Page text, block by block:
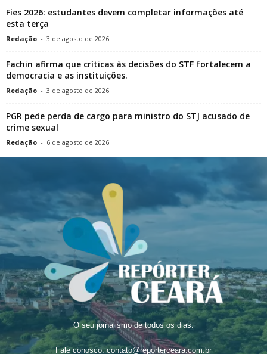
Fies 2026: estudantes devem completar informações até
esta terça
Redação - 3 de agosto de 2026
Fachin afirma que críticas às decisões do STF fortalecem a
democracia e as instituições.
Redação - 3 de agosto de 2026
PGR pede perda de cargo para ministro do STJ acusado de
crime sexual
Redação - 6 de agosto de 2026
O seu jornalismo de todos os dias.
Fale conosco: contato@reporterceara.com.br